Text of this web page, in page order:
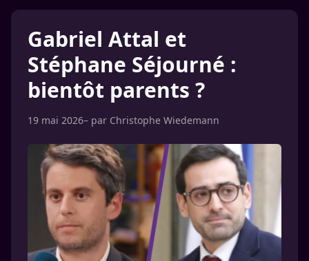
Gabriel Attal et
Stéphane Séjourné :
bientôt parents ?
19 mai 2026– par Christophe Wiedemann